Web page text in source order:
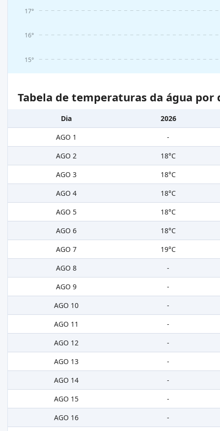
15°
16°
17°
Tabela de temperaturas da água
Dia
2026
AGO 1
-
AGO 2
18°C
AGO 3
18°C
AGO 4
18°C
AGO 5
18°C
AGO 6
18°C
AGO 7
19°C
AGO 8
-
AGO 9
-
AGO 10
-
AGO 11
-
AGO 12
-
AGO 13
-
AGO 14
-
AGO 15
-
AGO 16
-